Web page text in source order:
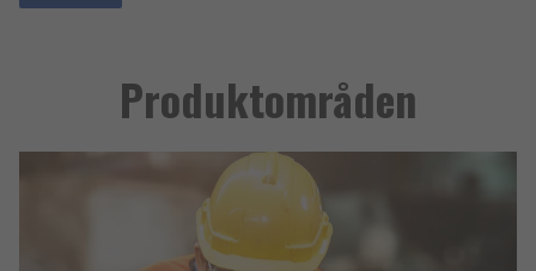
Produktområden